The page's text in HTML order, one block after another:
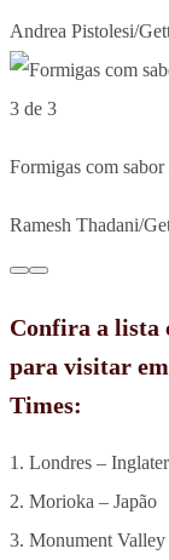
Andrea Pistolesi/
3 de 3
Formigas com
Ramesh Thadani/
Confira a lista
para visitar em
Times:
1. Londres –
2. Morioka – Japão
3. Monument